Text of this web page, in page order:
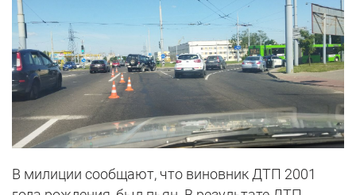
В милиции сообщают, что виновник ДТП 2001